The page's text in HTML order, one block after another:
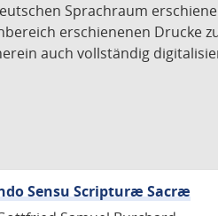
Sprachraum
erschienenen Drucke
auch vollständig
Sensu Scripturæ Sacræ